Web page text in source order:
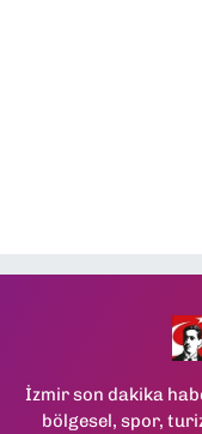
İzmir son dakika
bölgesel, spor,